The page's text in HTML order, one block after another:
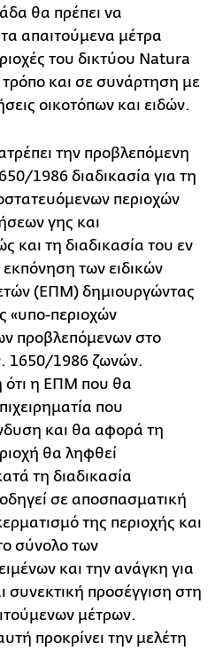
θα πρέπει να
απαιτούμενα μέτρα
του δικτύου Natura
και σε συνάρτηση με
οικοτόπων και ειδών.
την προβλεπόμενη
1986 διαδικασία για τη
περιοχών
γης και
και τη διαδικασία του εν
εκπόνηση των ειδικών
(ΕΠΜ) δημιουργώντας
«υπο-περιοχών
προβλεπόμενων στο
1650/1986 ζωνών.
ότι η ΕΠΜ που θα
που
και θα αφορά τη
θα ληφθεί
τη διαδικασία
σε αποσπασματική
της περιοχής και
σύνολο των
και την ανάγκη για
συνεκτική προσέγγιση στη
μέτρων.
προκρίνει την μελέτη